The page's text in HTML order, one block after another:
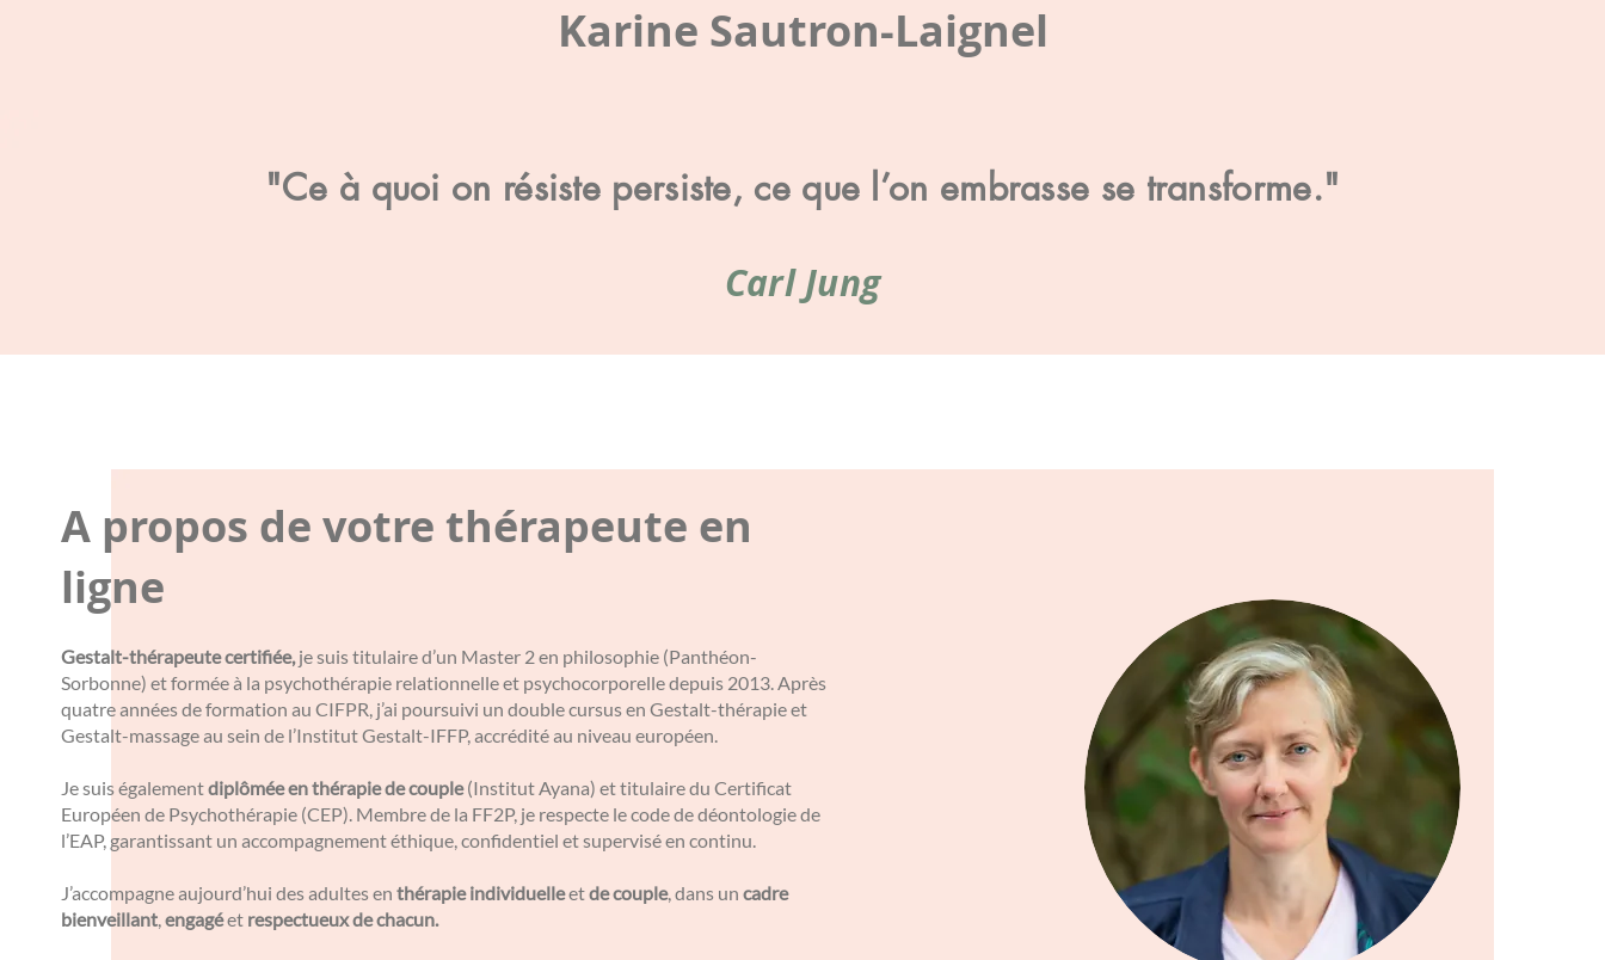
Karine Sautron-Laignel
"Ce à quoi on résiste persiste, ce que l’on embrasse se transforme."
Carl Jung
A propos de votre thérapeute en
ligne
Gestalt-thérapeute certifiée,je suis titulaire d’un Master 2 en philosophie (Panthéon-
Sorbonne) et formée à la psychothérapie relationnelle et psychocorporelle depuis 2013. Après
quatre années de formation au CIFPR, j’ai poursuivi un double cursus en Gestalt-thérapie et
Gestalt-massage au sein de l’Institut Gestalt-IFFP, accrédité au niveau européen.
Je suis égalementdiplômée en thérapie de couple(Institut Ayana) et titulaire du Certificat
Européen de Psychothérapie (CEP). Membre de la FF2P, je respecte le code de déontologie de
l’EAP, garantissant un accompagnement éthique, confidentiel et supervisé en continu.
J’accompagne aujourd’hui des adultes en thérapie individuelleetde couple, dans un cadre
bienveillant,engagéet respectueux de chacun.